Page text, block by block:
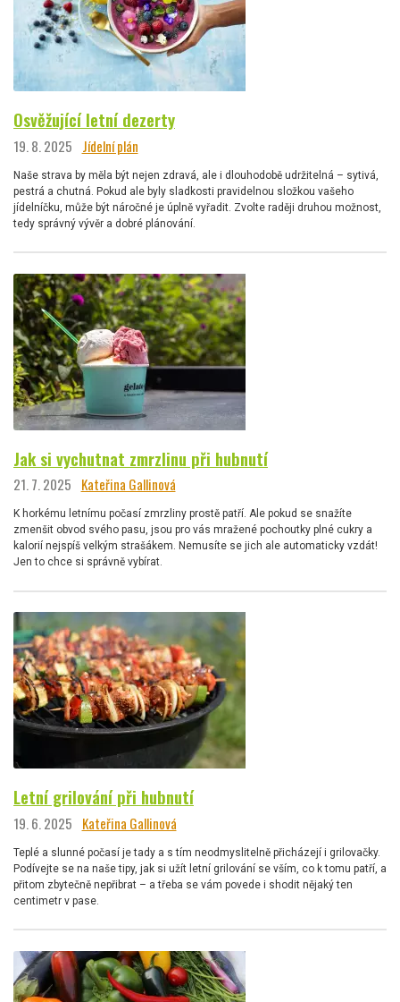
Osvěžující letní dezerty
19. 8. 2025 Jídelní plán
Naše strava by měla být nejen zdravá, ale i dlouhodobě udržitelná – sytivá,
pestrá a chutná. Pokud ale byly sladkosti pravidelnou složkou vašeho
jídelníčku, může být náročné je úplně vyřadit. Zvolte raději druhou možnost,
tedy správný vývěr a dobré plánování.
Jak si vychutnat zmrzlinu při hubnutí
21. 7. 2025 Kateřina Gallinová
K horkému letnímu počasí zmrzliny prostě patří. Ale pokud se snažíte
zmenšit obvod svého pasu, jsou pro vás mražené pochoutky plné cukry a
kalorií nejspíš velkým strašákem. Nemusíte se jich ale automaticky vzdát!
Jen to chce si správně vybírat.
Letní grilování při hubnutí
19. 6. 2025 Kateřina Gallinová
Teplé a slunné počasí je tady a s tím neodmyslitelně přicházejí i grilovačky.
Podívejte se na naše tipy, jak si užít letní grilování se vším, co k tomu patří, a
přitom zbytečně nepřibrat – a třeba se vám povede i shodit nějaký ten
centimetr v pase.